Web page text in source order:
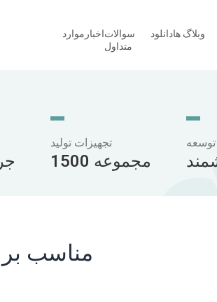
موارداخبارسوالات
متداول
دانلودوبلاگ ها
تجهیزات تولید
1500 مجموعه